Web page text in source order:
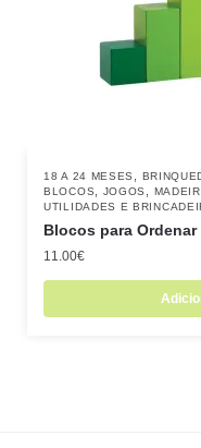
18 A 24 MESES
BLOCOS
JOGOS
UTILIDADES E
Blocos para Ordenar
11.00€